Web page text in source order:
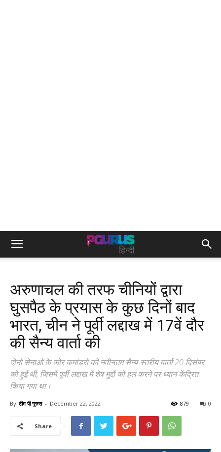
अरुणाचल की तरफ चीनियों द्वारा
घुसपैठ के प्रयास के कुछ दिनों बाद
भारत, चीन ने पूर्वी लद्दाख में 17वें दौर
की सैन्य वार्ता की
दोनों सेनाओं के कोर कमांडरों की नवीनतम सैन्य-स्तरीय वार्ता 20 दिसंबर
को हुई थी, जिसमें पूर्वी लद्दाख में शेष मुद्दों को हल करने पर ध्यान केंद्रित
किया गया था।
By टीम पी गुरुस - December 22, 2022 0
879
Share